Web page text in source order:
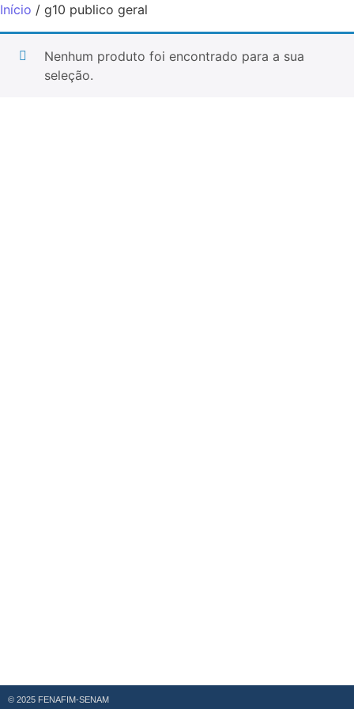
Início / g10 publico geral
Nenhum produto foi encontrado para a sua
seleção.
© 2025 FENAFIM-SENAM